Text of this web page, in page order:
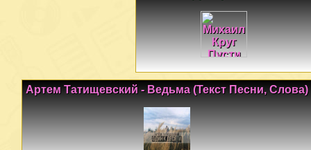
Артем Татищевский - Ведьма (Текст Песни, Слова)